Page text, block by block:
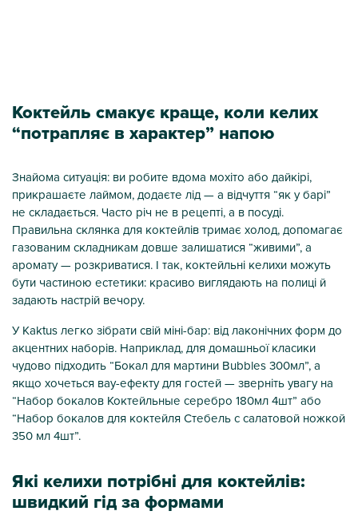
Коктейль смакує краще, коли келих
“потрапляє в характер” напою
Знайома ситуація: ви робите вдома мохіто або дайкірі,
прикрашаєте лаймом, додаєте лід — а відчуття “як у барі”
не складається. Часто річ не в рецепті, а в посуді.
Правильна склянка для коктейлів тримає холод, допомагає
газованим складникам довше залишатися “живими”, а
аромату — розкриватися. І так, коктейльні келихи можуть
бути частиною естетики: красиво виглядають на полиці й
задають настрій вечору.
У Kaktus легко зібрати свій міні-бар: від лаконічних форм до
акцентних наборів. Наприклад, для домашньої класики
чудово підходить “Бокал для мартини Bubbles 300мл”, а
якщо хочеться вау-ефекту для гостей — зверніть увагу на
“Набор бокалов Коктейльные серебро 180мл 4шт” або
“Набор бокалов для коктейля Стебель с салатовой ножкой
350 мл 4шт”.
Які келихи потрібні для коктейлів:
швидкий гід за формами